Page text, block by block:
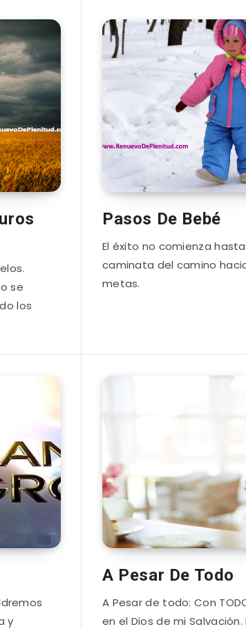
se
los
Pasos De Bebé
El éxito no comienza
caminata del camino
metas.
y
A Pesar De Todo
A Pesar de todo: Con
en el Dios de mi Salvación.